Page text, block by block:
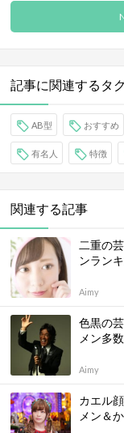
記事に関連するタ
AB型 おすすめ
有名人 特徴
関連する記事
二重の
ンラン
Aimy
色黒の
メン多
Aimy
カエル
メン＆